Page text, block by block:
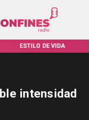
ESTILO DE VIDA
intensidad